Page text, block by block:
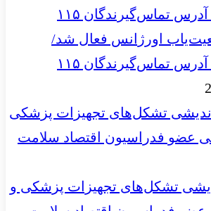
اورژانس فعال شد/
تماس‌گیرندگان ۱۱۵
تشکل‌های تجهیزات پزشکی و